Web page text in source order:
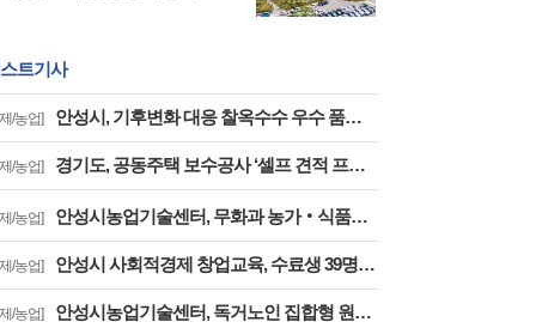
트기사
/농업] 안성시, 기후변화 대응 찰옥수수 우수 품종 개발 본격화
/농업] 경기도, 공동주택 보수공사 ‘셀프 견적 프로그램’ 2026년판 배포
/농업] 안성시농업기술센터, 무화과 농가‧식품기업 간 상생협력
/농업] 안성시 사회적경제 창업교육, 수료생 39명 배출
/농업] 안성시농업기술센터, 독거노인 집합형 원예 치유 프로그램